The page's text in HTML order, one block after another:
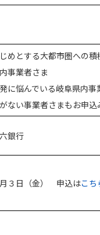
めとする大都市圏への
事業者さま
に悩んでいる岐阜県内
ない事業者さまもお申込
銀行
３日（金） 申込はこち